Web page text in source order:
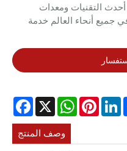
التقنيات ومعدات
جميع أنحاء العالم خدمة
X
WhatsAppPinterestLinkedIn
وصف المنتج